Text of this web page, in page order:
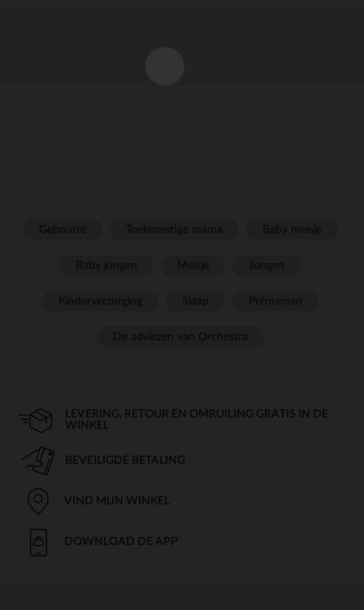
LEVERING, RETOUR EN OMRUILING GRATIS IN DE
WINKEL
BEVEILIGDE BETALING
VIND MIJN WINKEL
DOWNLOAD DE APP